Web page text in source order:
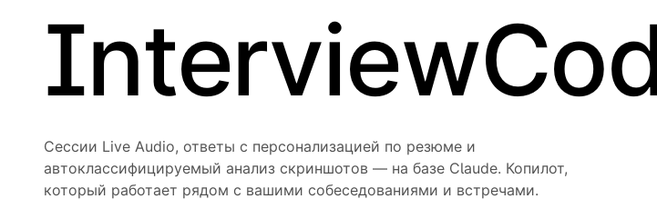
Сессии Live Audio, ответы с персонализацией по резюме и
автоклассифицируемый анализ скриншотов — на базе Claude. Копилот,
который работает рядом с вашими собеседованиями и встречами.